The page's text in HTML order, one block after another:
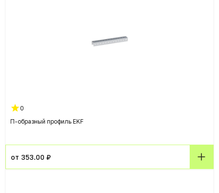
0
П-образный профиль EKF
от 353.00 ₽